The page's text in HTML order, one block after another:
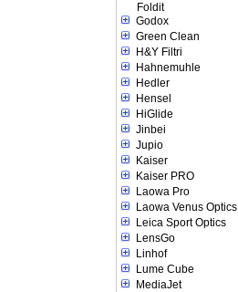
Foldit
Godox
Green Clean
H&Y Filtri
Hahnemuhle
Hedler
Hensel
HiGlide
Jinbei
Jupio
Kaiser
Kaiser PRO
Laowa Pro
Laowa Venus Optics
Leica Sport Optics
LensGo
Linhof
Lume Cube
MediaJet